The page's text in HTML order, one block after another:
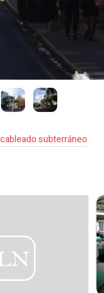
cableado subterráneo